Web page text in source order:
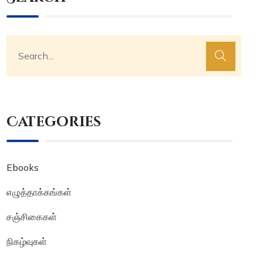
Categories
Ebooks
எழுத்தாக்கங்கள்
சஞ்சிகைகள்
நிகழ்வுகள்